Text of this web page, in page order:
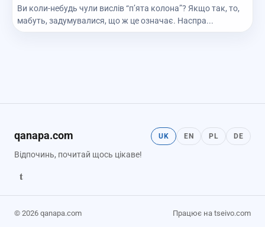
Ви коли-небудь чули вислів “п’ята колона”? Якщо так, то,
мабуть, задумувалися, що ж це означає. Наспра...
qanapa.com
Відпочинь, почитай щось цікаве!
t
UK EN PL DE
© 2026 qanapa.com Працює на tseivo.com